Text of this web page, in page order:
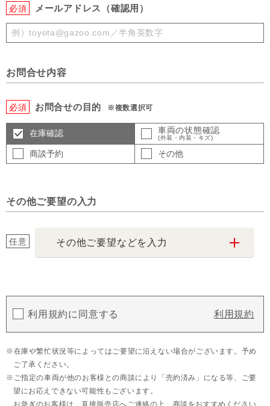
必須 メールアドレス（確認用）
お問合せ内容
必須 お問合せの目的 ※複数選択可
在庫確認 車両の状態確認
(外装・内装・キズ)
商談予約 その他
その他ご要望の入力
任意 その他ご要望などを入力
利用規約に同意する 利用規約
在庫や繁忙状況等によってはご要望に沿えない場合がございます。予め
ご了承ください。
ご指定の車両が他のお客様との商談により「売約済み」になる等、ご要
望にお応えできない可能性もございます。
お急ぎのお客様は、直接販売店へご連絡の上、商談をおすすめください。